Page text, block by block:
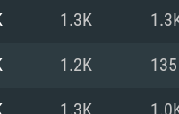
Internet à
Internet à
les derniers
1.3K
1.2K 135
1.3K